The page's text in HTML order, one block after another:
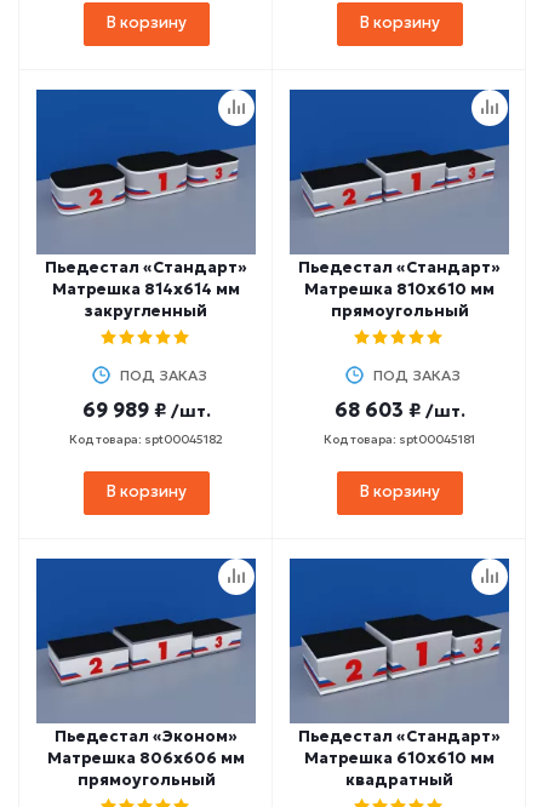
В корзину В корзину
Пьедестал «Стандарт»
Матрешка 814х614 мм
закругленный
ПОД ЗАКАЗ
69 989 ₽ /шт.
Код товара: spt00045182
В корзину
Пьедестал «Стандарт»
Матрешка 810х610 мм
прямоугольный
ПОД ЗАКАЗ
68 603 ₽ /шт.
Код товара: spt00045181
В корзину
Пьедестал «Эконом»
Матрешка 806х606 мм
прямоугольный
Пьедестал «Стандарт»
Матрешка 610х610 мм
квадратный